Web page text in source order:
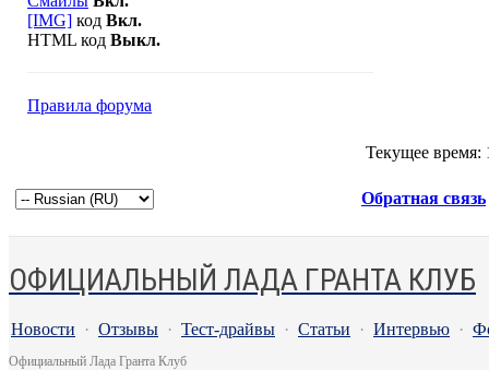
[IMG] код Вкл.
HTML код Выкл.
Правила форума
Текущее время:
Обратная связь
ОФИЦИАЛЬНЫЙ ЛАДА ГРАНТА КЛУБ
Новости · Отзывы · Тест-драйвы · Статьи · Интервью ·
Официальный Лада Гранта Клуб